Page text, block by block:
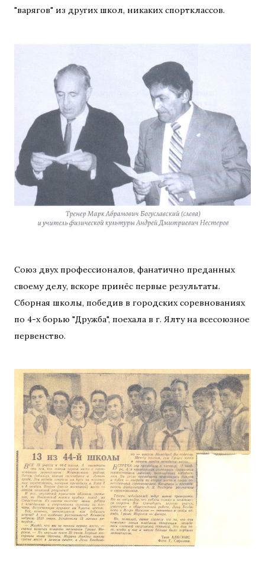
"варягов" из других школ, никаких спортклассов.
Союз двух профессионалов, фанатично преданных
своему делу, вскоре принёс первые результаты.
Сборная школы, победив в городских соревнованиях
по 4-х борью "Дружба", поехала в г. Ялту на всесоюзное
первенство.